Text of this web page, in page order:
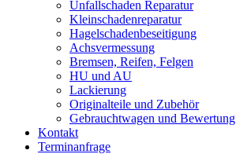
Unfallschaden Reparatur
Kleinschadenreparatur
Hagelschadenbeseitigung
Achsvermessung
Bremsen, Reifen, Felgen
HU und AU
Lackierung
Originalteile und Zubehör
Gebrauchtwagen und Bewertung
Kontakt
Terminanfrage